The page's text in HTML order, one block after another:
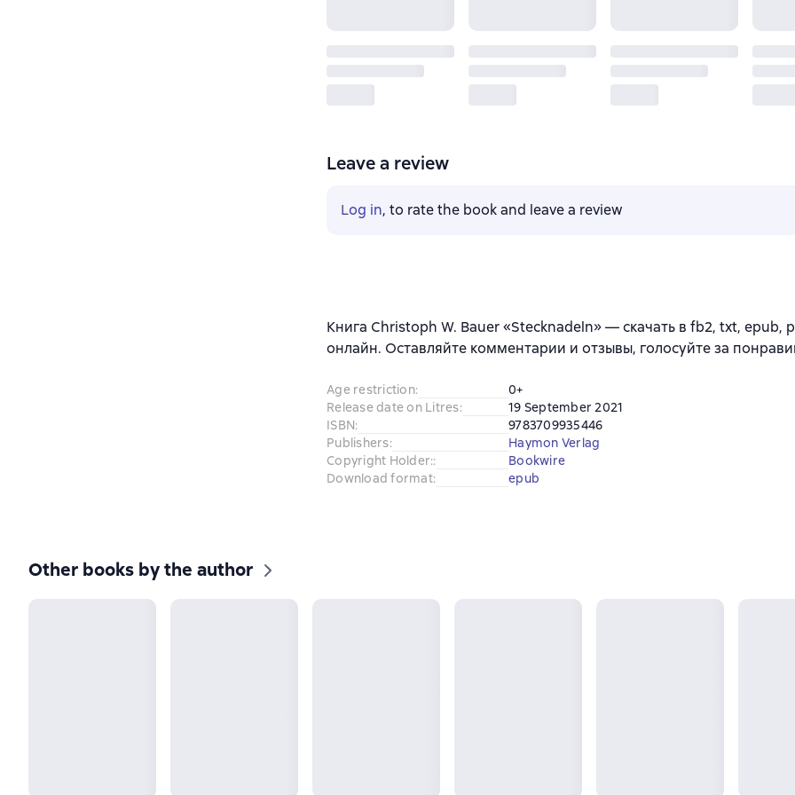
Leave a review
Log in, to rate the book and leave a review
Книга Christoph W. Bauer «Stecknadeln» — скачать в fb2, txt, epub,
онлайн. Оставляйте комментарии и отзывы, голосуйте за
Age restriction:
0+
Release date on Litres:
19 September 2021
ISBN:
9783709935446
Publishers:
Haymon Verlag
Copyright Holder::
Bookwire
Download format: epub
Other books by the author